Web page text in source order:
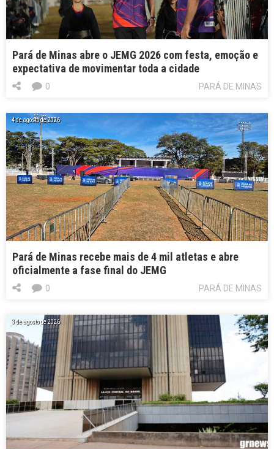
Pará de Minas abre o JEMG 2026 com festa, emoção e
expectativa de movimentar toda a cidade
PARÁ DE MINAS
0
4 de agosto de 2026
Pará de Minas recebe mais de 4 mil atletas e abre
oficialmente a fase final do JEMG
PARÁ DE MINAS
0
3 de agosto de 2026